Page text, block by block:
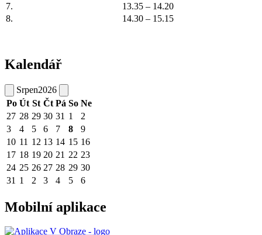
7.
13.35 – 14.20
8.
14.30 – 15.15
Kalendář
Srpen2026
Po Út St Čt Pá So Ne
27 28 29 30 31 1
2
3
4 5 6 7 8
9
10 11 12 13 14 15 16
17 18 19 20 21 22 23
24 25 26 27 28 29 30
31 1 2 3 4 5 6
Mobilní aplikace